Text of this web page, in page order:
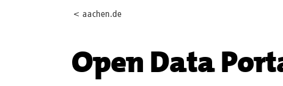
< aachen.de
Open Data